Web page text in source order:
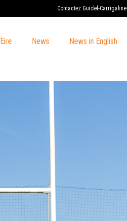
Contactez Guidel-Carrigaline
News News in English